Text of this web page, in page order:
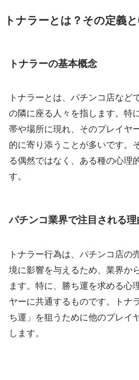
トナラーとは？その定義
トナラーの基本概念
トナラーとは、パチンコ店など
の隣に座る人々を指します。特
帯や場所に現れ、そのプレイヤ
的に寄り添うことが多いです。
る偶然ではなく、ある種の心理
す。
パチンコ業界で注目される理
トナラー行為は、パチンコ店の
境に影響を与えるため、業界か
ます。特に、勝ち運を求める心
ヤーに共通するものです。トナ
ち運」を狙うために他のプレイ
します。